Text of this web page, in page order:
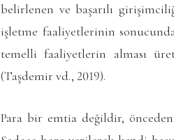
belirlenen ve başarılı
işletme faaliyetlerinin
temelli faaliyetlerin alması
(Taşdemir vd., 2019).
Para bir emtia değildir, önceden